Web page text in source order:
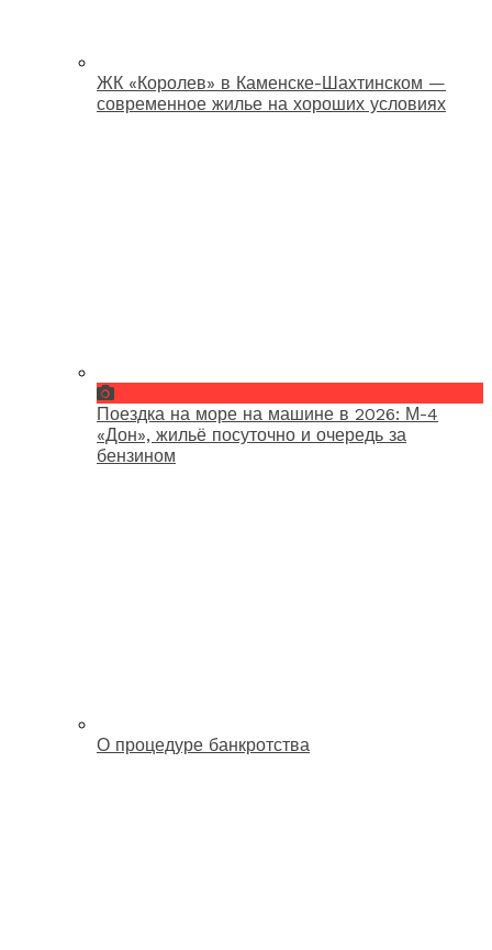
ЖК «Королев» в Каменске-Шахтинском —
современное жилье на хороших условиях
Поездка на море на машине в 2026: М-4
«Дон», жильё посуточно и очередь за
бензином
О процедуре банкротства